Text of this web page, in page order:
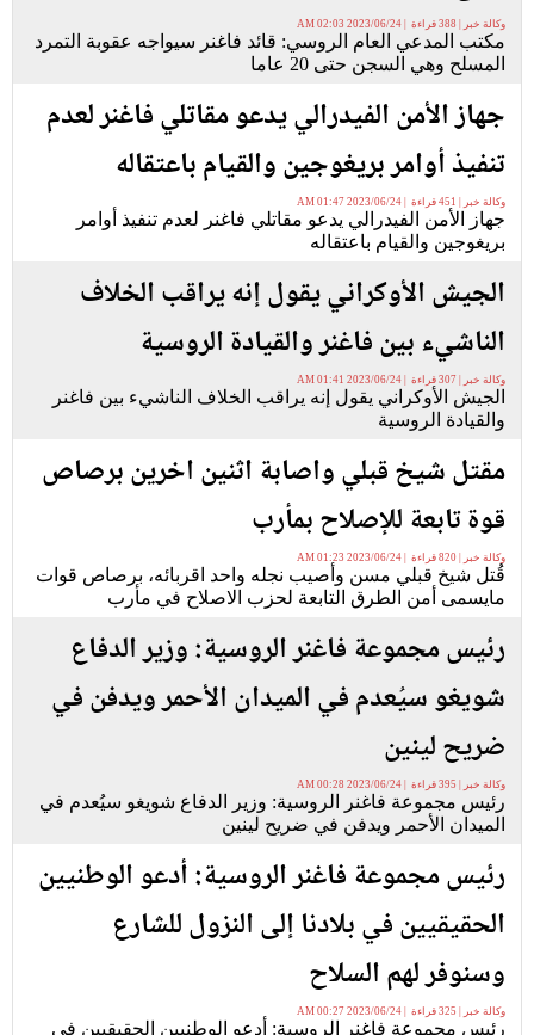
وكالة خبر | 388 قراءة | 2023/06/24 02:03 AM
مكتب المدعي العام الروسي: قائد فاغنر سيواجه عقوبة التمرد
المسلح وهي السجن حتى 20 عاما
جهاز الأمن الفيدرالي يدعو مقاتلي فاغنر لعدم
تنفيذ أوامر بريغوجين والقيام باعتقاله
وكالة خبر | 451 قراءة | 2023/06/24 01:47 AM
جهاز الأمن الفيدرالي يدعو مقاتلي فاغنر لعدم تنفيذ أوامر
بريغوجين والقيام باعتقاله
الجيش الأوكراني يقول إنه يراقب الخلاف
الناشيء بين فاغنر والقيادة الروسية
وكالة خبر | 307 قراءة | 2023/06/24 01:41 AM
الجيش الأوكراني يقول إنه يراقب الخلاف الناشيء بين فاغنر
والقيادة الروسية
مقتل شيخ قبلي واصابة اثنين اخرين برصاص
قوة تابعة للإصلاح بمأرب
وكالة خبر | 820 قراءة | 2023/06/24 01:23 AM
قُتل شيخ قبلي مسن وأصيب نجله واحد اقربائه، برصاص قوات
مايسمى أمن الطرق التابعة لحزب الاصلاح في مأرب
رئيس مجموعة فاغنر الروسية: وزير الدفاع
شويغو سيُعدم في الميدان الأحمر ويدفن في
ضريح لينين
وكالة خبر | 395 قراءة | 2023/06/24 00:28 AM
رئيس مجموعة فاغنر الروسية: وزير الدفاع شويغو سيُعدم في
الميدان الأحمر ويدفن في ضريح لينين
رئيس مجموعة فاغنر الروسية: أدعو الوطنيين
الحقيقيين في بلادنا إلى النزول للشارع
وسنوفر لهم السلاح
وكالة خبر | 325 قراءة | 2023/06/24 00:27 AM
رئيس مجموعة فاغنر الروسية: أدعو الوطنيين الحقيقيين في